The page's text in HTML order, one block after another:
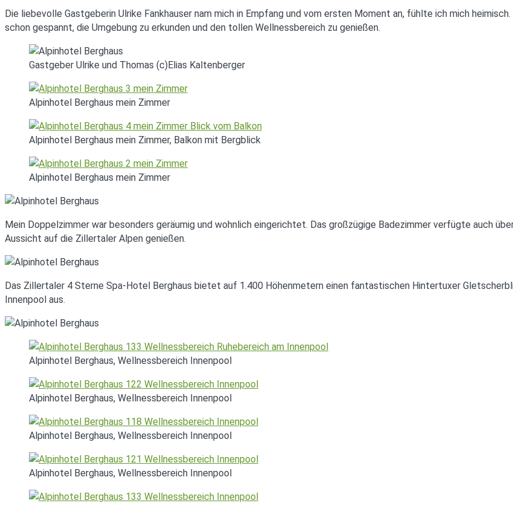
Die liebevolle Gastgeberin Ulrike Fankhauser nam mich in Empfang und vom ersten Moment an, fühlte ich mich
schon gespannt, die Umgebung zu erkunden und den tollen Wellnessbereich zu genießen.
Gastgeber Ulrike und Thomas (c)Elias Kaltenberger
Alpinhotel Berghaus mein Zimmer
Alpinhotel Berghaus mein Zimmer, Balkon mit Bergblick
Alpinhotel Berghaus mein Zimmer
Mein Doppelzimmer war besonders geräumig und wohnlich eingerichtet. Das großzügige Badezimmer verfügte auch
Aussicht auf die Zillertaler Alpen genießen.
Das Zillertaler 4 Sterne Spa-Hotel Berghaus bietet auf 1.400 Höhenmetern einen fantastischen Hintertuxer
Innenpool aus.
Alpinhotel Berghaus, Wellnessbereich Innenpool
Alpinhotel Berghaus, Wellnessbereich Innenpool
Alpinhotel Berghaus, Wellnessbereich Innenpool
Alpinhotel Berghaus, Wellnessbereich Innenpool